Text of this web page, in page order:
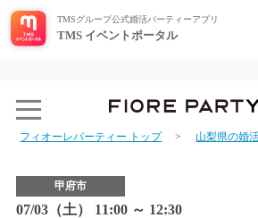
TMSグループ公式婚活パーティーアプリ
TMS イベントポータル
フィオーレパーティー トップ 山梨県の婚
甲府市
07/03（土） 11:00 ～ 12:30